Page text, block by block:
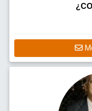
disfrute de las cosas
cariñosa, y que podamos